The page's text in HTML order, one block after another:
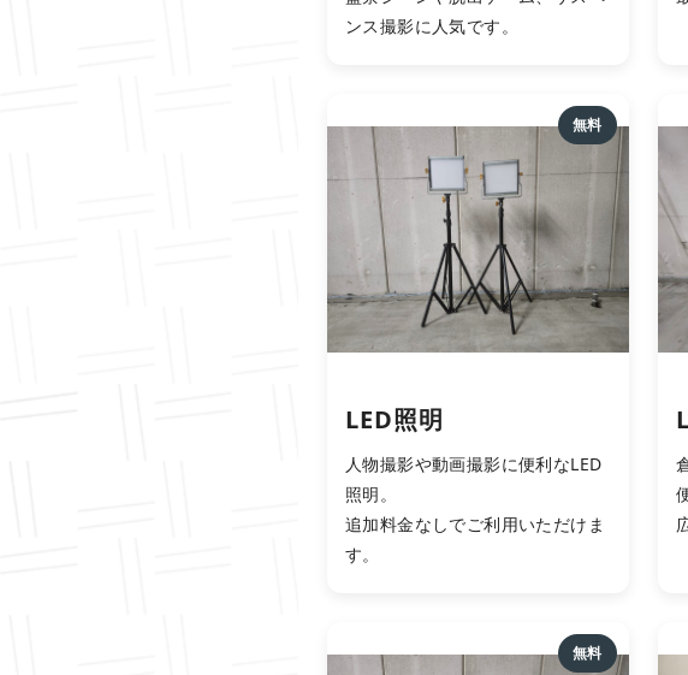
ンス撮影に人気です。
LED照明
人物撮影や動画撮影に便利なLED
照明。
追加料金なしでご利用いただけま
す。
無料
無料